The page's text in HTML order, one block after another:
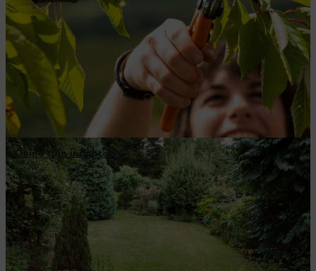
Kleine tuin inrichten